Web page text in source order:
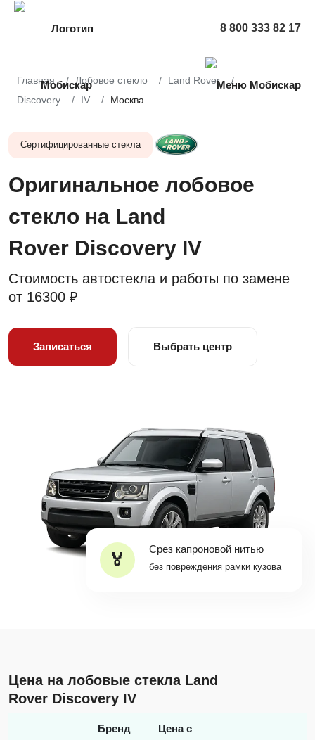
8 800 333 82 17
Главная Лобовое стекло
Land Rover
Discovery
IV Москва
Сертифицированные стекла
Оригинальное лобовое
стекло на Land
Rover Discovery IV
Стоимость автостекла и работы по замене
от 16300 ₽
Записаться Выбрать центр
Срез капроновой нитью
без повреждения рамки кузова
Цена на лобовые стекла Land
Rover Discovery IV
Бренд
Цена с